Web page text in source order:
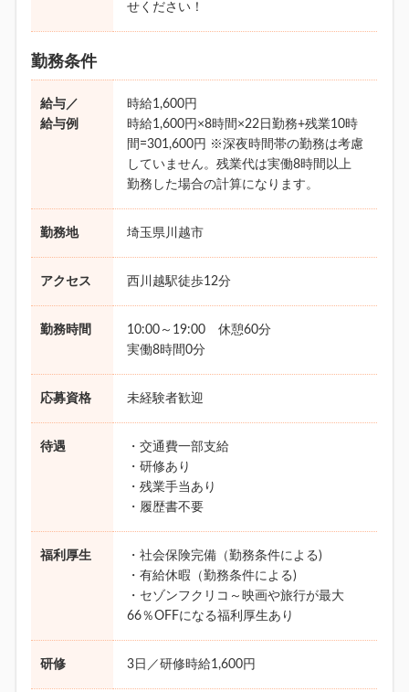
せください！
勤務条件
給与／
給与例
時給1,600円
時給1,600円×8時間×22日勤務+残業10時
間=301,600円 ※深夜時間帯の勤務は考慮
していません。残業代は実働8時間以上
勤務した場合の計算になります。
勤務地 埼玉県川越市
アクセス 西川越駅徒歩12分
勤務時間
10:00～19:00 休憩60分
実働8時間0分
応募資格 未経験者歓迎
待遇
・交通費一部支給
・研修あり
・残業手当あり
・履歴書不要
福利厚生
・社会保険完備（勤務条件による)
・有給休暇（勤務条件による)
・セゾンフクリコ～映画や旅行が最大
66％OFFになる福利厚生あり
研修 3日／研修時給1,600円